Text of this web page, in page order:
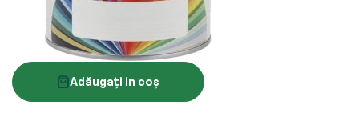
Adăugați in coș